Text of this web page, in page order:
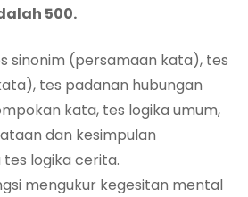
500.
sinonim (persamaan kata), tes
tes padanan hubungan
kata, tes logika umum,
dan kesimpulan
logika cerita.
mengukur kegesitan mental